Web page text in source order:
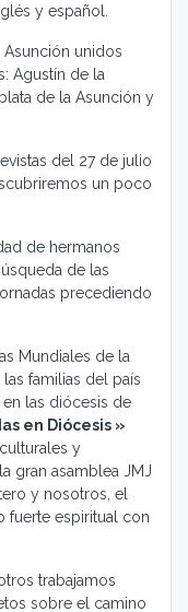
y español.
unidos
Agustín de la
de la Asunción y
del 27 de julio
un poco
de hermanos
de las
precediendo
Mundiales de la
familias del país
las diócesis de
en Diócesis »
y
gran asamblea JMJ
y nosotros, el
fuerte espiritual con
trabajamos
sobre el camino